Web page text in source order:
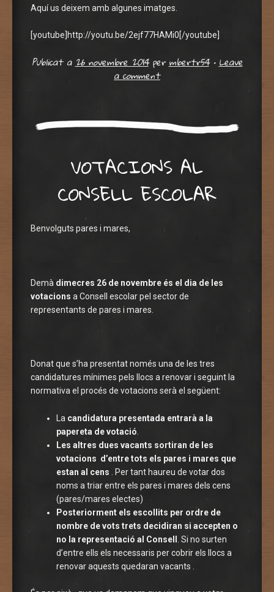
Aquí us deixem amb algunes imatges.
[youtube]http://youtu.be/2ejf77HAMi0[/youtube]
Publicat a26 novembre 2014permbertr54 •Leave
a comment
VOTACIONS AL
CONSELL ESCOLAR
Benvolguts pares i mares,
Demà dimecres 26 de novembre és el dia de les
votacions a Consell escolar pel sector de
representants de pares i mares.
Donat que s’ha presentat només una de les tres
candidatures mínimes pels llocs a renovar i seguint la
normativa el procés de votacions serà el següent:
La candidatura presentada entrarà a la
papereta de votació
Les altres dues vacants sortiran de les
votacions d’entre tots els pares i mares que
estan al cens . Per tant haureu de votar dos
noms a triar entre els pares i mares dels cens
(pares/mares electes)
Posteriorment els escollits per ordre de
nombre de vots trets decidiran si accepten o
no la representació al Consell
. Si no surten
d’entre ells els necessaris per cobrir els llocs a
renovar aquests quedaran vacants .